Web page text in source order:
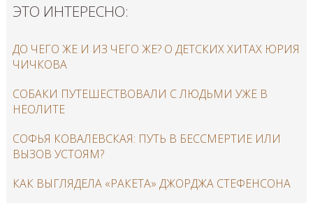
ЭТО ИНТЕРЕСНО:
ДО ЧЕГО ЖЕ И ИЗ ЧЕГО ЖЕ? О ДЕТСКИХ ХИТАХ ЮРИЯ
ЧИЧКОВА
СОБАКИ ПУТЕШЕСТВОВАЛИ С ЛЮДЬМИ УЖЕ В
НЕОЛИТЕ
CОФЬЯ КОВАЛЕВСКАЯ: ПУТЬ В БЕССМЕРТИЕ ИЛИ
ВЫЗОВ УСТОЯМ?
КАК ВЫГЛЯДЕЛА «РАКЕТА» ДЖОРДЖА СТЕФЕНСОНА